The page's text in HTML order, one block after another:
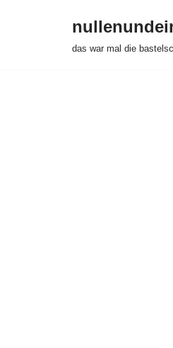
das war mal die